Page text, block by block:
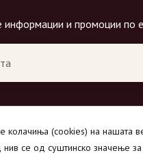
информации и промоции по
колачиња (cookies) на нашата
се од суштинско значење за